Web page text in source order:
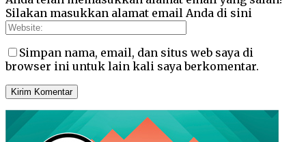
Silakan masukkan alamat email Anda di sini
Simpan nama, email, dan situs web saya di
browser ini untuk lain kali saya berkomentar.